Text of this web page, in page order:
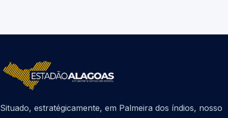
Situado, estratégicamente, em Palmeira dos índios, nosso